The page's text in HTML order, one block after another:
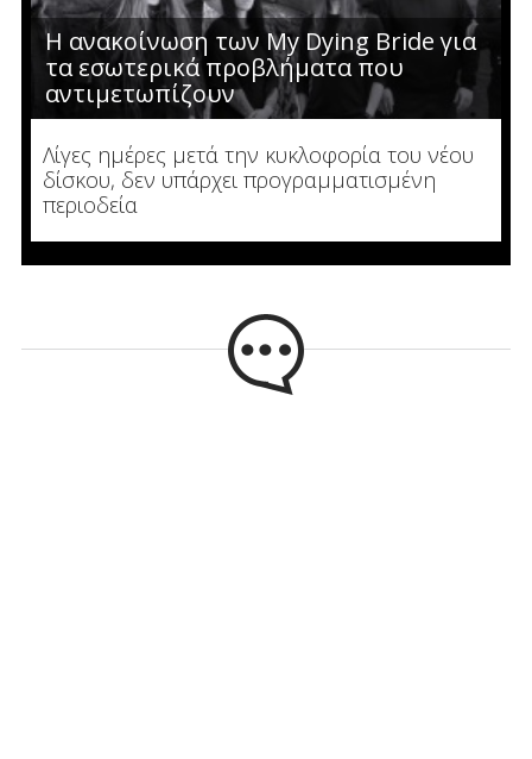
Η ανακοίνωση των My Dying Bride για
τα εσωτερικά προβλήματα που
αντιμετωπίζουν
Λίγες ημέρες μετά την κυκλοφορία του νέου
δίσκου, δεν υπάρχει προγραμματισμένη
περιοδεία